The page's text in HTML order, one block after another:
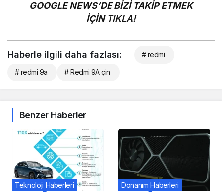
GOOGLE NEWS’DE BİZİ TAKİP ETMEK
İÇİN TIKLA!
Haberle ilgili daha fazlası: # redmi
# redmi 9a # Redmi 9A çin
Benzer Haberler
Teknoloji Haberleri Donanım Haberleri